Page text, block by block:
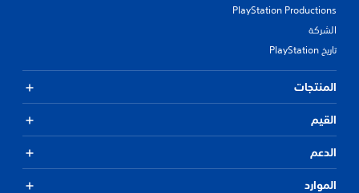
PlayStation Productions
الشركة
تاريخ PlayStation
المنتجات
القيم
الدعم
الموارد